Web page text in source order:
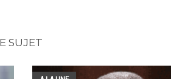
SUJET